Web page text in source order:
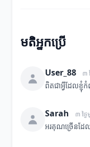
មតិអ្នកប្រើ
User_88 ៣
ពិតជាអ្វីដែលខ្ញុំ
Sarah ៣ ថ្ង
អរគុណច្រើនដែ